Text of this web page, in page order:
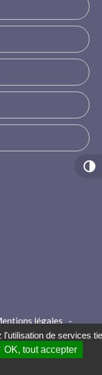
légales
-
l'utilisation de services
OK, tout accepter